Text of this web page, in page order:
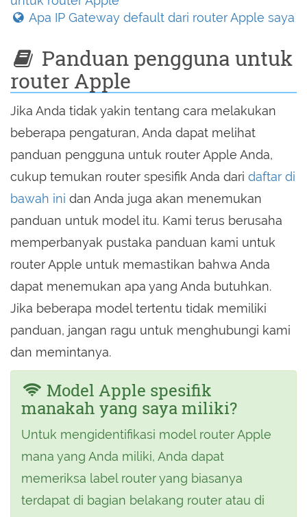
Apa IP Gateway default dari router Apple saya
Panduan pengguna untuk
router Apple
Jika Anda tidak yakin tentang cara melakukan
beberapa pengaturan, Anda dapat melihat
panduan pengguna untuk router Apple Anda,
cukup temukan router spesifik Anda dari daftar di
bawah ini dan Anda juga akan menemukan
panduan untuk model itu. Kami terus berusaha
memperbanyak pustaka panduan kami untuk
router Apple untuk memastikan bahwa Anda
dapat menemukan apa yang Anda butuhkan.
Jika beberapa model tertentu tidak memiliki
panduan, jangan ragu untuk menghubungi kami
dan memintanya.
Model Apple spesifik
manakah yang saya miliki?
Untuk mengidentifikasi model router Apple
mana yang Anda miliki, Anda dapat
memeriksa label router yang biasanya
terdapat di bagian belakang router atau di